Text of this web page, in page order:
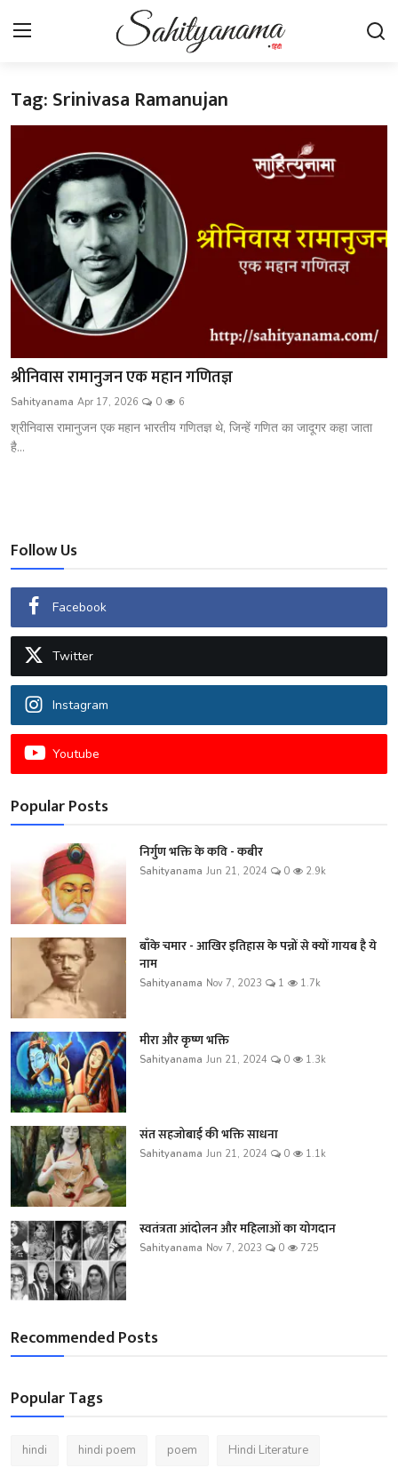
Login Register
स्वतंत्रता सेनानी
साहित्य समाचार
कहानी
कविता
आलेख
शख्सियत
धरोहर
उपन्यास
सिनेमा
शायरी
ग़ज़ल
Tag: Srinivasa Ramanujan
श्रीनिवास रामानुजन एक महान गणितज्ञ
Sahityanama Apr 17, 2026 0 6
श्रीनिवास रामानुजन एक महान भारतीय गणितज्ञ थे, जिन्हें गणित का जादूगर कहा जाता
है...
Follow Us
Facebook
Twitter
Instagram
Youtube
Popular Posts
निर्गुण भक्ति के कवि - कबीर
Sahityanama Jun 21, 2024 0 2.9k
बाँके चमार - आखिर इतिहास के पन्नों से क्यों गायब है ये
नाम
Sahityanama Nov 7, 2023 1 1.7k
मीरा और कृष्ण भक्ति
Sahityanama Jun 21, 2024 0 1.3k
संत सहजोबाई की भक्ति साधना
Sahityanama Jun 21, 2024 0 1.1k
स्वतंत्रता आंदोलन और महिलाओं का योगदान
Sahityanama Nov 7, 2023 0 725
Recommended Posts
Popular Tags
hindi hindi poem poem Hindi Literature